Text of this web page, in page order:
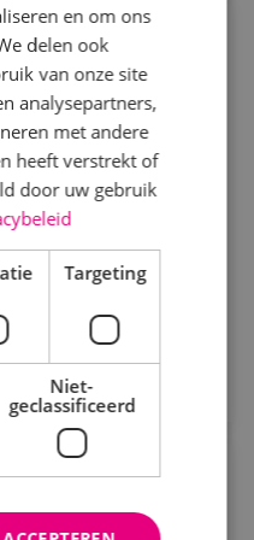
als een zonnetje.
werkplezier!
MBO
en om ons
delen ook
van onze site
analysepartners,
met andere
heeft verstrekt of
door uw gebruik
Targeting
Niet-
geclassificeerd